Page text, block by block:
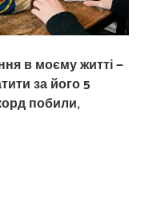
в моєму житті —
за його 5
побили,